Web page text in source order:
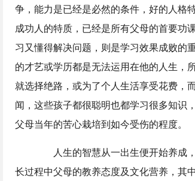
争，能力是已经是必然的条件，好的人格
成功人的特质，已经是所有父母的首要功
习又懂得解决问题，则是学习效果成败的
的才艺或学历都是无法运用在他的人生，
就选择绝路，或为了个人生活享受花费，
闻，这些孩子都很聪明也都学习很多知识
父母当年的苦心栽培到如今受伤的程度。
人生的智慧从一出生便开始养成，
长过程中父母的教养态度及文化营养，其